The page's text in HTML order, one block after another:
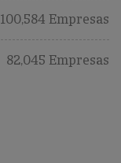
100,584 Empresas
82,045 Empresas